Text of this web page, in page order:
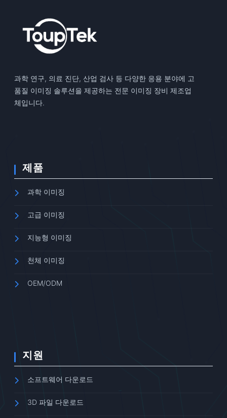
과학 연구, 의료 진단, 산업 검사 등 다양한 응용 분야에 고
품질 이미징 솔루션을 제공하는 전문 이미징 장비 제조업
체입니다.
제품
과학 이미징
고급 이미징
지능형 이미징
천체 이미징
OEM/ODM
지원
소프트웨어 다운로드
3D 파일 다운로드